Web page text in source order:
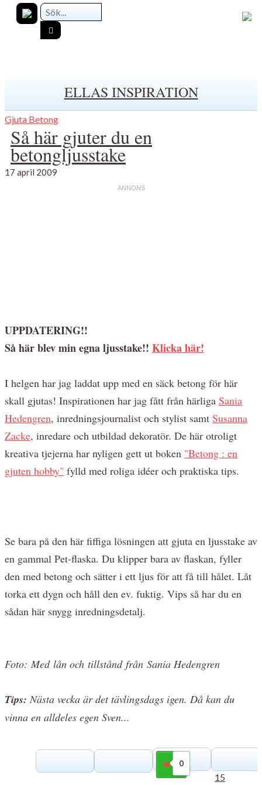
ELLAS INSPIRATION
Gjuta Betong
Så här gjuter du en
betongljusstake
17 april 2009
UPPDATERING!!
Så här blev min egna ljusstake!! Klicka här!
I helgen har jag laddat upp med en säck betong för här
skall gjutas! Inspirationen har jag fått från härliga Sania
Hedengren, inredningsjournalist och stylist samt Susanna
Zacke, inredare och utbildad dekoratör. De här otroligt
kreativa tjejerna har nyligen gett ut boken "Betong : en
gjuten hobby" fylld med roliga idéer och praktiska tips.
Se bara på den här fiffiga lösningen att gjuta en ljusstake av
en gammal Pet-flaska. Du klipper bara av flaskan, fyller
den med betong och sätter i ett ljus för att få till hålet. Låt
torka ett dygn och håll den ev. fuktig. Vips så har du en
sådan här snygg inredningsdetalj.
Foto: Med lån och tillstånd från Sania Hedengren
Tips: Nästa vecka är det tävlingsdags igen. Då kan du
vinna en alldeles egen Sven...
0
Gilla
15